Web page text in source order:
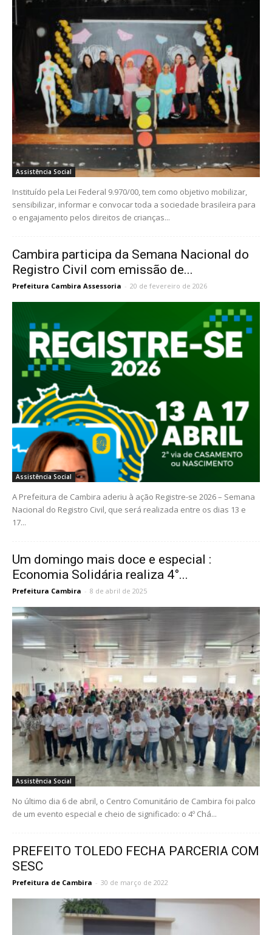
Assistência Social
Instituído pela Lei Federal 9.970/00, tem como objetivo mobilizar,
sensibilizar, informar e convocar toda a sociedade brasileira para
o engajamento pelos direitos de crianças...
Cambira participa da Semana Nacional do
Registro Civil com emissão de...
Prefeitura Cambira Assessoria - 20 de fevereiro de 2026
Assistência Social
A Prefeitura de Cambira aderiu à ação Registre-se 2026 – Semana
Nacional do Registro Civil, que será realizada entre os dias 13 e
17...
Um domingo mais doce e especial :
Economia Solidária realiza 4°...
Prefeitura Cambira - 8 de abril de 2025
Assistência Social
No último dia 6 de abril, o Centro Comunitário de Cambira foi palco
de um evento especial e cheio de significado: o 4º Chá...
PREFEITO TOLEDO FECHA PARCERIA COM
SESC
Prefeitura de Cambira - 30 de março de 2022